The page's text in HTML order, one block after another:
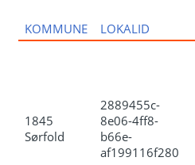
KOMMUNE LOKALID
1845
Sørfold
2889455c-
8e06-4ff8-
b66e-
af199116f280